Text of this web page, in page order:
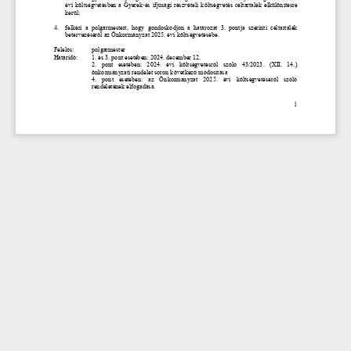
1
évi költségvetésben a Gyerek-és ifjúsági részvételi költségvetés céltartalék elkülönítésre
kerül;
4. felkéri  a  polgármestert,  hogy  gondoskodjon  a  határozat  3.  pontja  szerinti  céltartalék
betervezéséről az Önkormányzat 2025. évi költségvetésébe.
Felelős:
polgármester
Határidő:
1. és 3. pont esetében: 2024. december 12.
2.  pont  esetében:  2024.  évi  költségvetésről  szóló  43/2023.  (XII.  14.)
önkormányzati rendelet soron következő módosítása
4.  pont  esetében:  az  Önkormányzat  2025.  évi  költségvetéséről  szóló
rendeletének elfogadása.